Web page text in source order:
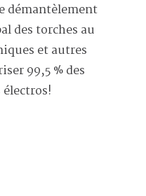
démantèlement
des torches au
et autres
99,5 % des